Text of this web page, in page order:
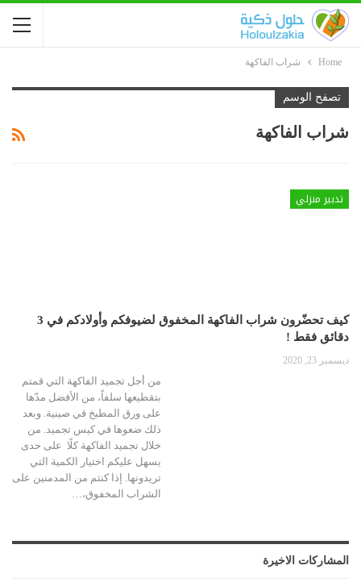
Home شراب الفاكهة
تصفح الوسم
شراب الفاكهة
تدبير منزلي
كيف تحضّرون شراب الفاكهة المخفوق لضيوفكم وأولادكم في 3
دقائق فقط !
ديسمبر 23, 2020
من أجل تجميد الفاكهة التي قمتم
بتقطيعها سلفاً، من الأفضل مدّها
على ورق المطبخ في صينية. وبعد
ذلك ضعوها في كيس تجميد. من
خلال تجميد الفاكهة كلًا على حدى
يسهل عليكم اختيار الكمية التي
تريدونها. إذا كنتم من المدمنين على
الشراب المخفوق،…
المشاركات الاخيرة